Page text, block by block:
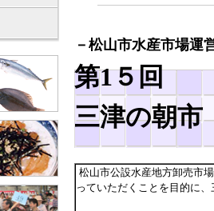
－松山市水産市場運
第1５回
三津の朝市
～
松山市公設水産地方卸売市
っていただくことを目的に